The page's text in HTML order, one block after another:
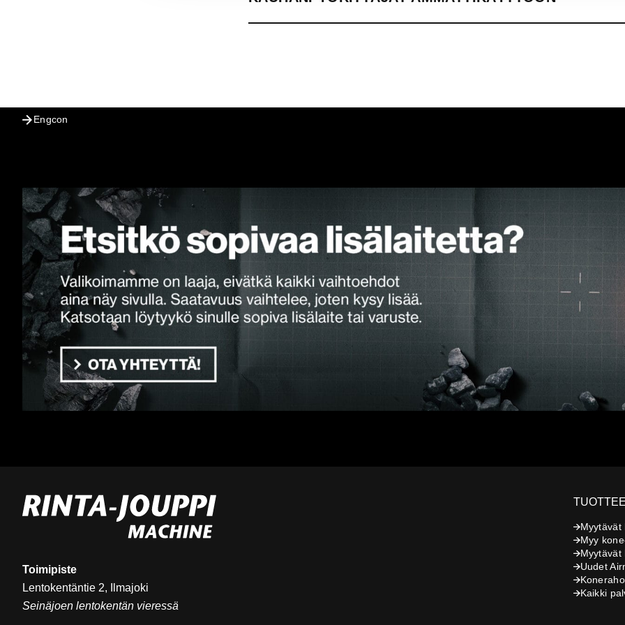
Engcon
Toimipiste
Lentokentäntie 2, Ilmajoki
Seinäjoen lentokentän vieressä
Myytävät
Myy
Myytävät
Uudet
Kaikki